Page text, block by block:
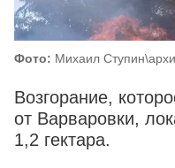
Фото: Михаил
Возгорание,
от Варваровки,
1,2 гектара.